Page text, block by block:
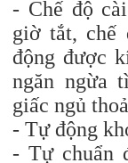
- Chế độ
giờ tắt, chế
động được
ngăn ngừa
giấc ngủ
- Tự động
- Tự chuẩn